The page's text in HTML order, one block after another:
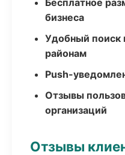
Бесплатное
бизнеса
Удобный поиск
районам
Push-
Отзывы
организаций
Отзывы